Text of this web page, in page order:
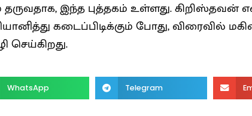
இந்த புத்தகம் உள்ளது. கிறிஸ்தவன்
கடைப்பிடிக்கும் போது, விரைவில்
செய்கிறது.
WhatsApp Telegram